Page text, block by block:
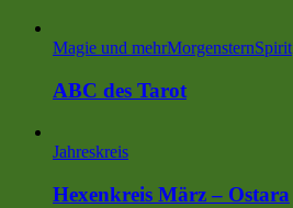
Magie und mehrMorgensternSpirit
ABC des Tarot
Jahreskreis
Hexenkreis März – Ostara